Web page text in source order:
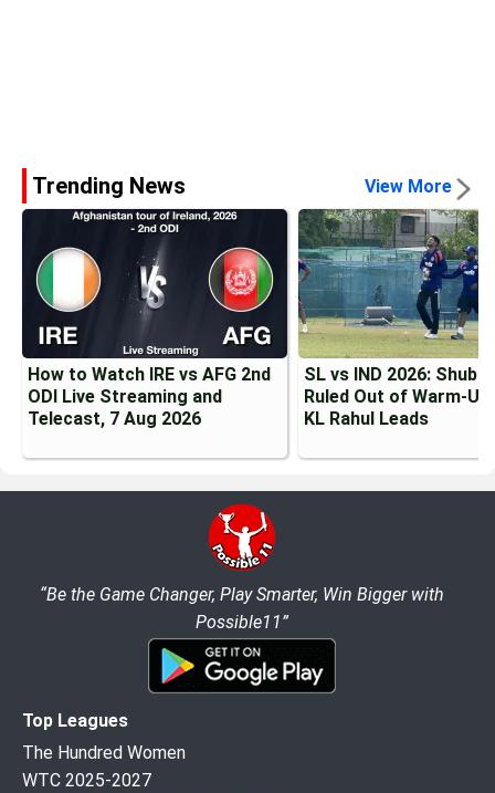
Trending News View More
How to Watch IRE vs AFG 2nd
ODI Live Streaming and
Telecast, 7 Aug 2026
SL vs IND 2026:
Ruled Out of Warm-Up
KL Rahul Leads
“Be the Game Changer, Play Smarter, Win Bigger with
Possible11”
Top Leagues
The Hundred Women
WTC 2025-2027